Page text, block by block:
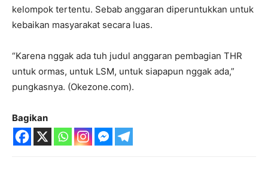
kelompok tertentu. Sebab anggaran diperuntukkan untuk
kebaikan masyarakat secara luas.
“Karena nggak ada tuh judul anggaran pembagian THR
untuk ormas, untuk LSM, untuk siapapun nggak ada,”
pungkasnya. (Okezone.com).
Bagikan